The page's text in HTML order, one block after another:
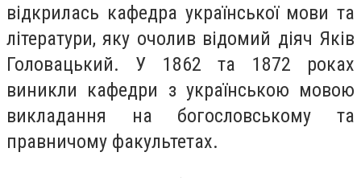
відкрилась кафедра української мови та
літератури, яку очолив відомий діяч Яків
Головацький. У 1862 та 1872 роках
виникли кафедри з українською мовою
викладання на богословському та
правничому факультетах.